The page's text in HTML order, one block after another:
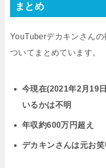
まとめ
YouTuberデカキンさん
ついてまとめています。
今現在(2021年2月19
いるかは不明
年収約600万円超え
デカキンさんは元お笑